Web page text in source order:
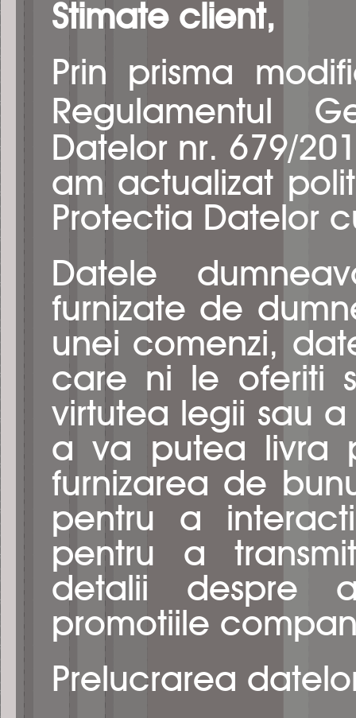
Stimate client,
Prin prisma
Regulamentul
Datelor nr. 679/
am actualizat
Protectia Datelor
Datele
furnizate de
unei comenzi,
care ni le oferiti
virtutea legii sau
a va putea livra
furnizarea de
pentru a
pentru a
detalii despre
promotiile
Prelucrarea